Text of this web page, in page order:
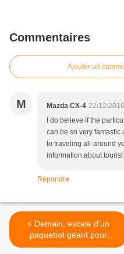
Commentaires
Ajouter un
M Mazda CX-4 22/12/
I do believe if the
can be so very fantastic
to traveling all-around
information about
Répondre
< Demain, escale d'un
paquebot géant pour
clôturer l'année 2016